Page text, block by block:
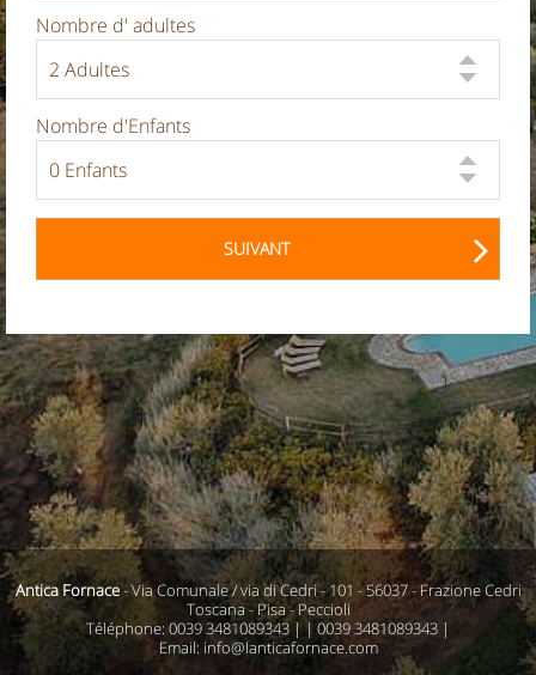
Nombre d' adultes
Nombre d'Enfants
SUIVANT
Antica Fornace- Via Comunale / via di Cedri - 101 - 56037 - Frazione Cedri
Toscana - Pisa - Peccioli
Téléphone: 0039 3481089343 | | 0039 3481089343 |
Email: info@lanticafornace.com